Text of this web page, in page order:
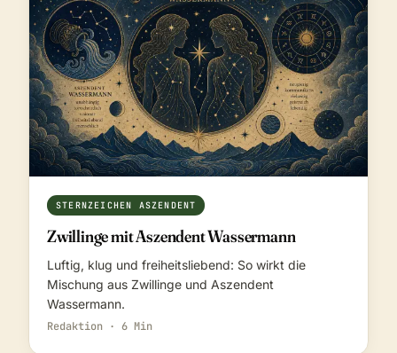
STERNZEICHEN ASZENDENT
Zwillinge mit Aszendent Wassermann
Luftig, klug und freiheitsliebend: So wirkt die
Mischung aus Zwillinge und Aszendent
Wassermann.
Redaktion · 6 Min